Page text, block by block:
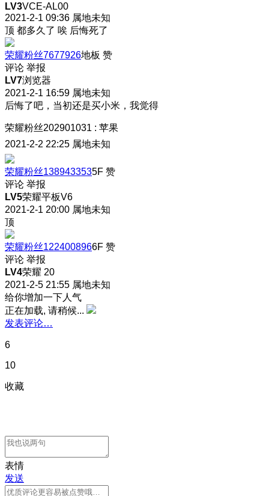
LV3VCE-AL00
2021-2-1 09:36 属地未知
顶 都多久了 唉 后悔死了
荣耀粉丝7677926地板 赞
评论 举报
LV7浏览器
2021-2-1 16:59 属地未知
后悔了吧，当初还是买小米，我觉得
荣耀粉丝202901031 : 苹果
2021-2-2 22:25 属地未知
荣耀粉丝1389433535F 赞
评论 举报
LV5荣耀平板V6
2021-2-1 20:00 属地未知
顶
荣耀粉丝1224008966F 赞
评论 举报
LV4荣耀 20
2021-2-5 21:55 属地未知
给你增加一下人气
正在加载, 请稍候...
发表评论…
6
10
收藏
表情
发送